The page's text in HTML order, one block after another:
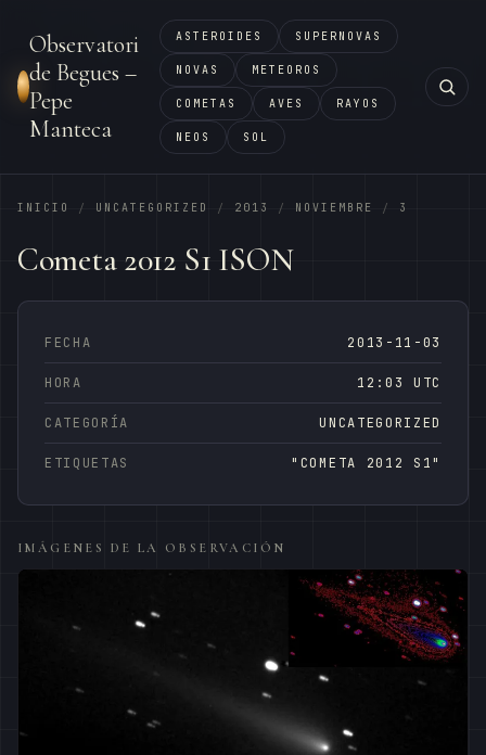
Observatori
de Begues –
Pepe
Manteca
ASTEROIDES SUPERNOVAS
NOVAS METEOROS
COMETAS AVES RAYOS
NEOS SOL
INICIO / UNCATEGORIZED / 2013 / NOVIEMBRE / 3
Cometa 2012 S1 ISON
FECHA 2013-11-03
HORA 12:03 UTC
CATEGORÍA UNCATEGORIZED
ETIQUETAS "COMETA 2012 S1"
IMÁGENES DE LA OBSERVACIÓN